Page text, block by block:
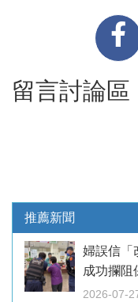
留言討論區
推薦新聞
婦誤信
成功攔阻
2026-07-